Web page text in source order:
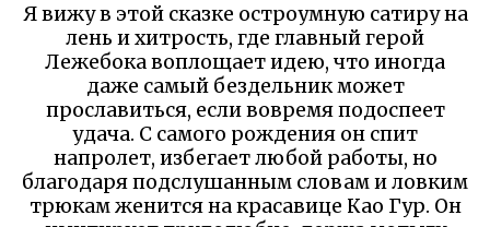
Я вижу в этой сказке остроумную сатиру на
лень и хитрость, где главный герой
Лежебока воплощает идею, что иногда
даже самый бездельник может
прославиться, если вовремя подоспеет
удача. С самого рождения он спит
напролет, избегает любой работы, но
благодаря подслушанным словам и ловким
трюкам женится на красавице Као Гур. Он